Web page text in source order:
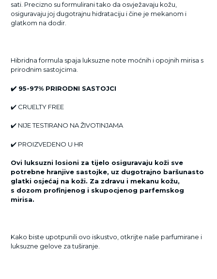
sati. Precizno su formulirani tako da osvježavaju kožu,
osiguravaju joj dugotrajnu hidrataciju i čine je mekanom i
glatkom na dodir.
Hibridna formula spaja luksuzne note moćnih i opojnih mirisa s
prirodnim sastojcima.
✔️ 95-97% PRIRODNI SASTOJCI
✔️ CRUELTY FREE
✔️ NIJE TESTIRANO NA ŽIVOTINJAMA
✔️ PROIZVEDENO U HR
Ovi luksuzni losioni za tijelo osiguravaju koži sve
potrebne hranjive sastojke, uz dugotrajno baršunasto
glatki osjećaj na koži. Za zdravu i mekanu kožu,
s dozom profinjenog i skupocjenog parfemskog
mirisa.
Kako biste upotpunili ovo iskustvo, otkrijte naše parfumirane i
luksuzne gelove za tuširanje.